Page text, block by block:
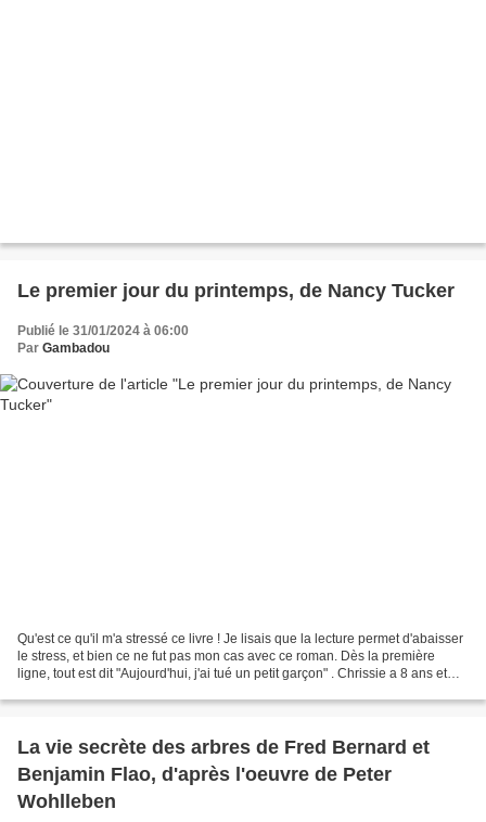
Le premier jour du printemps, de Nancy Tucker
Publié le 31/01/2024 à 06:00
Par Gambadou
Qu'est ce qu'il m'a stressé ce livre ! Je lisais que la lecture permet d'abaisser
le stress, et bien ce ne fut pas mon cas avec ce roman. Dès la première
ligne, tout est dit "Aujourd'hui, j'ai tué un petit garçon" . Chrissie a 8 ans et
La vie secrète des arbres de Fred Bernard et
Benjamin Flao, d'après l'oeuvre de Peter
Wohlleben